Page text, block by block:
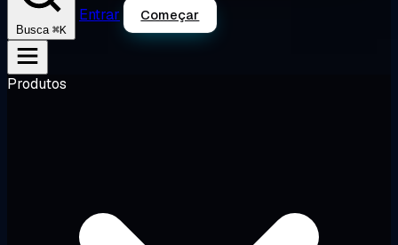
Busca ⌘K
Entrar Começar
Produtos